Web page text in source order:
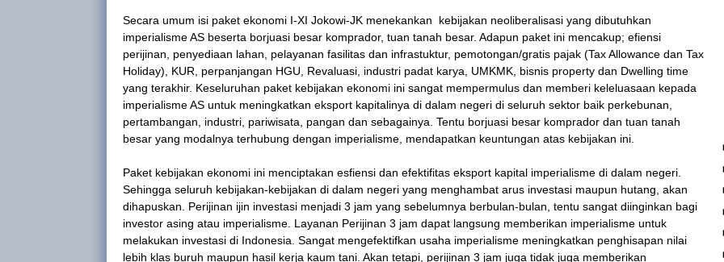
Secara umum isi paket ekonomi I-XI Jokowi-JK menekankan kebijakan neoliberalisasi yang dibutuhkan
imperialisme AS beserta borjuasi besar komprador, tuan tanah besar. Adapun paket ini mencakup; efiensi
perijinan, penyediaan lahan, pelayanan fasilitas dan infrastuktur, pemotongan/gratis pajak (Tax Allowance dan Tax
Holiday), KUR, perpanjangan HGU, Revaluasi, industri padat karya, UMKMK, bisnis property dan Dwelling time
yang terakhir. Keseluruhan paket kebijakan ekonomi ini sangat mempermulus dan memberi keleluasaan kepada
imperialisme AS untuk meningkatkan eksport kapitalinya di dalam negeri di seluruh sektor baik perkebunan,
pertambangan, industri, pariwisata, pangan dan sebagainya. Tentu borjuasi besar komprador dan tuan tanah
besar yang modalnya terhubung dengan imperialisme, mendapatkan keuntungan atas kebijakan ini.
Paket kebijakan ekonomi ini menciptakan esfiensi dan efektifitas eksport kapital imperialisme di dalam negeri.
Sehingga seluruh kebijakan-kebijakan di dalam negeri yang menghambat arus investasi maupun hutang, akan
dihapuskan. Perijinan ijin investasi menjadi 3 jam yang sebelumnya berbulan-bulan, tentu sangat diinginkan bagi
investor asing atau imperialisme. Layanan Perijinan 3 jam dapat langsung memberikan imperialisme untuk
melakukan investasi di Indonesia. Sangat mengefektifkan usaha imperialisme meningkatkan penghisapan nilai
lebih klas buruh maupun hasil kerja kaum tani. Akan tetapi, perijinan 3 jam juga tidak juga memberikan